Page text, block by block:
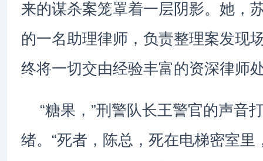
来的谋杀案笼罩着一层阴影。她，
的一名助理律师，负责整理案发现
终将一切交由经验丰富的资深律师
“糖果，”刑警队长王警官的声音
绪。“死者，陈总，死在电梯密室里